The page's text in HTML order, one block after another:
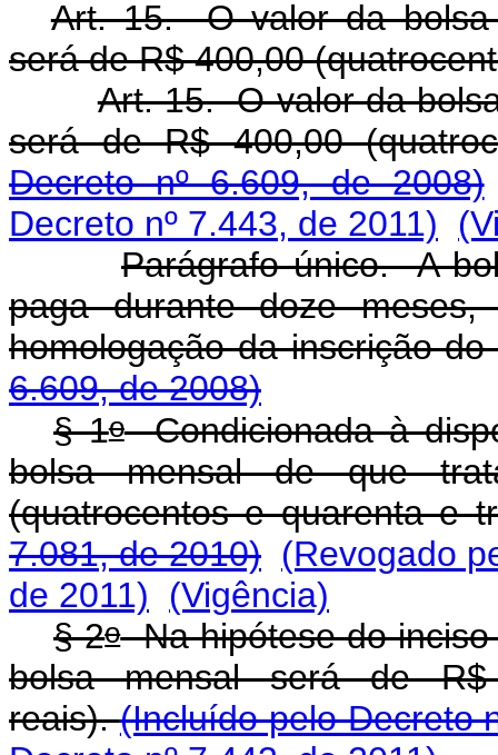
Art. 15. O valor da bolsa
será de R$ 400,00
Art. 15. O valor da
será de R$ 400,00
Decreto nº 6.609, de 2008)
Decreto nº 7.443, de 2011)
Parágrafo único. A
paga durante doze
homologação da inscrição
6.609, de 2008)
§ 1oCondicionada à
bolsa mensal de que
(quatrocentos e quarenta e
7.081, de 2010) (Revogado
de 2011)
(Vigência)
§ 2oNa hipótese do inciso
bolsa mensal será de R$
reais).(Incluído pelo Decreto